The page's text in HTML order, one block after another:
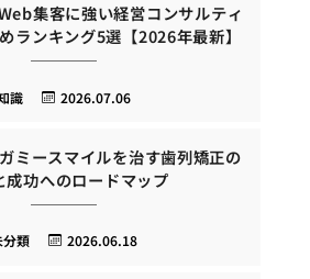
集客に強い経営コンサルティ
ランキング5選【2026年最新】
2026.07.06
識
ミースマイルを治す歯列矯正の
成功へのロードマップ
2026.06.18
分類